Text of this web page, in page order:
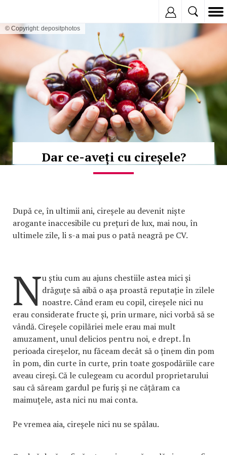
© Copyright: depositphotos
Dar ce-aveți cu cireșele?
După ce, în ultimii ani, cireșele au devenit niște
arogante inaccesibile cu prețuri de lux, mai nou, în
ultimele zile, li s-a mai pus o pată neagră pe CV.
Nu știu cum au ajuns chestiile astea mici și
drăguțe să aibă o așa proastă reputație în zilele
noastre. Când eram eu copil, cireșele nici nu
erau considerate fructe și, prin urmare, nici vorbă să se
vândă. Cireșele copilăriei mele erau mai mult
amuzament, unul delicios pentru noi, e drept. În
perioada cireșelor, nu făceam decât să o ținem din pom
în pom, din curte în curte, prin toate gospodăriile care
aveau cireși. Că le culegeam cu acordul proprietarului
sau că săream gardul pe furiș și ne cățăram ca
maimuțele, asta nici nu mai conta.
Pe vremea aia, cireșele nici nu se spălau.